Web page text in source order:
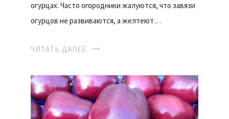
огурцах. Часто огородники жалуются, что завязи
огурцов не развиваются, а желтеют…
ЧИТАТЬ ДАЛЕЕ